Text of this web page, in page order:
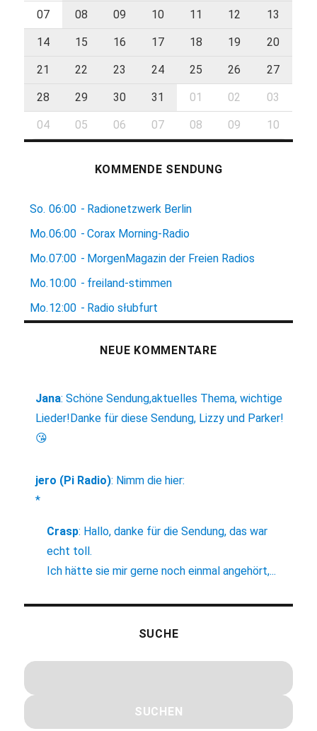
07 08 09 10 11 12 13
14 15 16 17 18 19 20
21 22 23 24 25 26 27
28 29 30 31 01 02 03
04 05 06 07 08 09 10
KOMMENDE SENDUNG
So. 06:00 - Radionetzwerk Berlin
Mo.06:00 - Corax Morning-Radio
Mo.07:00 - MorgenMagazin der Freien Radios
Mo.10:00 - freiland-stimmen
Mo.12:00 - Radio słubfurt
NEUE KOMMENTARE
Jana:Schöne Sendung,aktuelles Thema, wichtige
Lieder!Danke für diese Sendung, Lizzy und Parker!
😘
jero (Pi Radio): Nimm die hier:
*
Crasp: Hallo, danke für die Sendung, das war
echt toll.
Ich hätte sie mir gerne noch einmal angehört,...
SUCHE